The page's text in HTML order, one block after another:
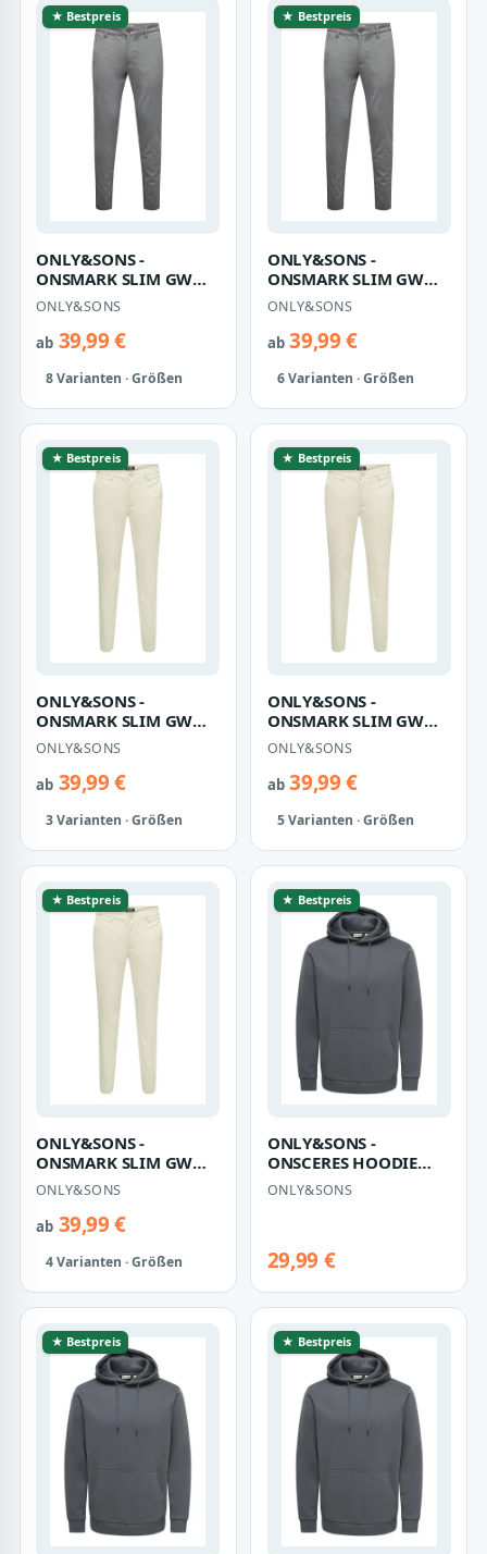
★ Bestpreis
ONLY&SONS -
ONSMARK SLIM GW
0209 PANT NOOS
Medium Grey
Melange - Gr. -…
ONLY&SONS
ab39,99 €
8 Varianten · Größen
★ Bestpreis
ONLY&SONS -
ONSMARK SLIM GW
0209 PANT NOOS
Medium Grey
Melange - Gr. -…
ONLY&SONS
ab39,99 €
6 Varianten · Größen
★ Bestpreis
ONLY&SONS -
ONSMARK SLIM GW
0209 PANT NOOS - Gr. -
30
ONLY&SONS
ab39,99 €
3 Varianten · Größen
★ Bestpreis
ONLY&SONS -
ONSMARK SLIM GW
0209 PANT NOOS - Gr. -
32
ONLY&SONS
ab39,99 €
5 Varianten · Größen
★ Bestpreis
ONLY&SONS -
ONSMARK SLIM GW
0209 PANT NOOS - Gr. -
34
ONLY&SONS
ab39,99 €
4 Varianten · Größen
★ Bestpreis
ONLY&SONS -
ONSCERES HOODIE
SWEAT NOOS Grey
Pinstripe - Gr. - L
ONLY&SONS
29,99 €
★ Bestpreis ★ Bestpreis